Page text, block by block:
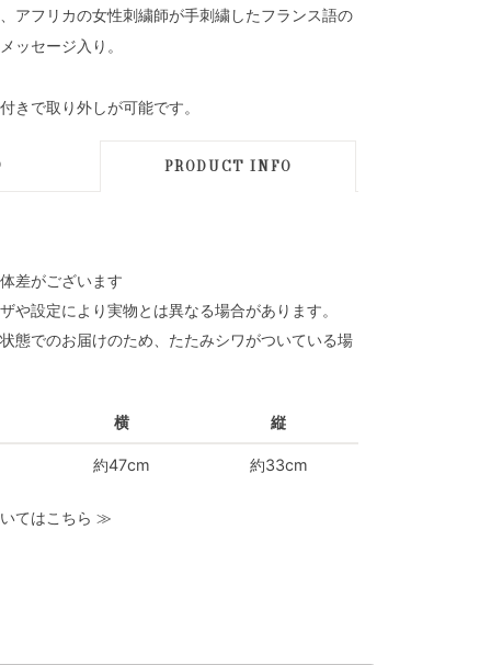
アフリカの女性刺繍師が手刺繍したフランス語の
ッセージ入り。
きで取り外しが可能です。
PRODUCT INFO
差がございます
や設定により実物とは異なる場合があります。
態でのお届けのため、たたみシワがついている場
横 縦
約47cm 約33cm
てはこちら ≫